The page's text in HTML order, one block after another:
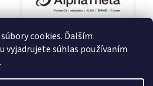
cookies. Ďalším
vyjadrujete súhlas používaním
Shoptet